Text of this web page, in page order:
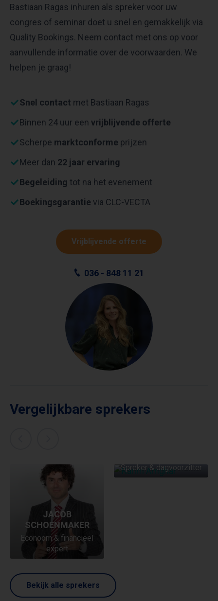
Bastiaan Ragas inhuren als spreker voor uw
congres of seminar doet u snel en gemakkelijk via
Quality Bookings. Neem contact met ons op voor
aanvullende informatie over de voorwaarden. We
helpen je graag!
Snel contact met Bastiaan Ragas
Binnen 24 uur een vrijblijvende offerte
Scherpe marktconforme prijzen
Meer dan 22 jaar ervaring
Begeleiding tot na het evenement
Boekingsgarantie via CLC-VECTA
Vrijblijvende offerte
036 - 848 11 21
Vergelijkbare sprekers
JACOB
SCHOENMAKER
Econoom & financieel
expert
Spreker & dagvoorzitter
Bekijk alle sprekers